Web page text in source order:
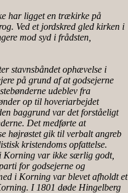
har ligget en trækirke på
Ved et jordskred gled kirken i
mod syd i frådsten,
stavnsbåndet ophævelse i
på grund af at godsejerne
udeblev fra
op til hoveriarbejdet
baggrund var det forståeligt
Det medførte at
højrøstet gik til verbalt angreb
kristendoms opfattelse.
Korning var ikke særlig godt,
for godsejerne og
i Korning var blevet afholdt et
I 1801 døde Hingelberg